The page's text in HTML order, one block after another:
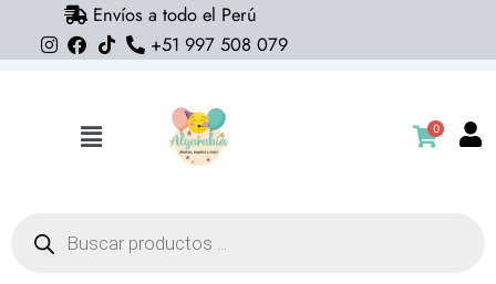
Envíos a todo el Perú
+51 997 508 079
Flyout
0
productos